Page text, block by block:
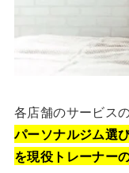
各店舗のサービス
パーソナルジム選
を現役トレーナー